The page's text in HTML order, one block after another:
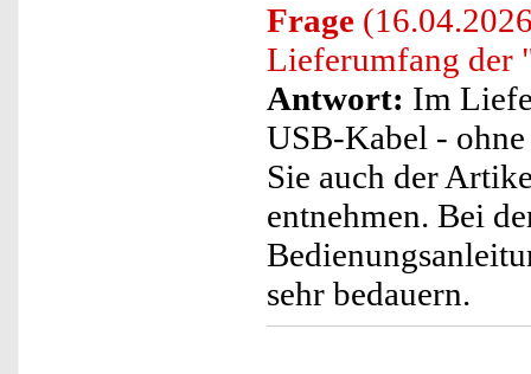
Frage
Lieferumfang der
Antwort: Im
USB-Kabel -
Sie auch der
entnehmen. Bei
sehr bedauern.